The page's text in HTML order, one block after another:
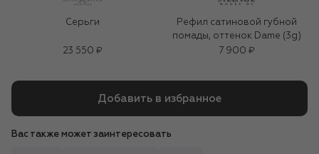
Серьги
23 550 ₽
Рефил сатиновой губной
помады, оттенок Dame (3g)
7 900 ₽
Добавить в избранное
Вас также может заинтересовать